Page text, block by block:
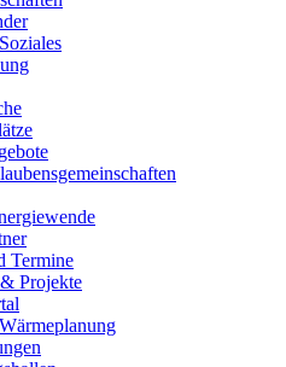
Termine
Projekte